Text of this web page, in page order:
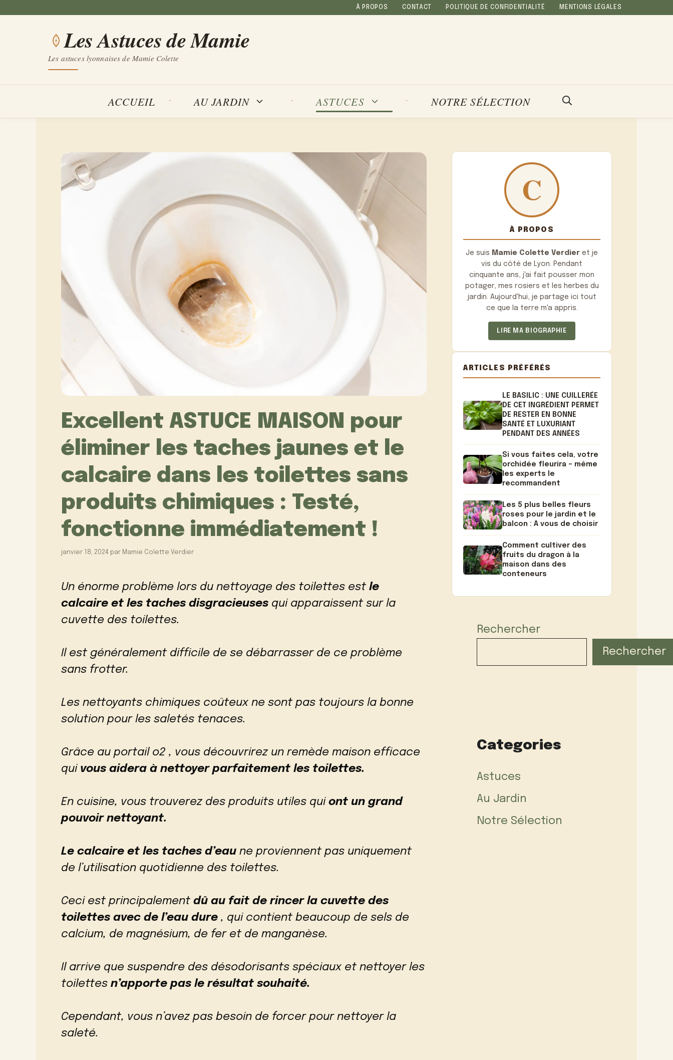
À PROPOS CONTACT POLITIQUE DE CONFIDENTIALITÉ MENTIONS LÉGALES
Les Astuces de Mamie
Les astuces lyonnaises de Mamie Colette
ACCUEIL AU JARDIN ASTUCES NOTRE SÉLECTION
Excellent ASTUCE MAISON pour
éliminer les taches jaunes et le
calcaire dans les toilettes sans
produits chimiques : Testé,
fonctionne immédiatement !
janvier 18, 2024 par Mamie Colette Verdier
Un énorme problème lors du nettoyage des toilettes est le
calcaire et les taches disgracieuses qui apparaissent sur la
cuvette des toilettes.
Il est généralement difficile de se débarrasser de ce problème
sans frotter.
Les nettoyants chimiques coûteux ne sont pas toujours la bonne
solution pour les saletés tenaces.
Grâce au portail o2 , vous découvrirez un remède maison efficace
qui vous aidera à nettoyer parfaitement les toilettes.
En cuisine, vous trouverez des produits utiles qui ont un grand
pouvoir nettoyant.
Le calcaire et les taches d’eau ne proviennent pas uniquement
de l’utilisation quotidienne des toilettes.
Ceci est principalement dû au fait de rincer la cuvette des
toilettes avec de l’eau dure , qui contient beaucoup de sels de
calcium, de magnésium, de fer et de manganèse.
Il arrive que suspendre des désodorisants spéciaux et nettoyer les
toilettes n’apporte pas le résultat souhaité.
Cependant, vous n’avez pas besoin de forcer pour nettoyer la
saleté.
À PROPOS
Je suis Mamie Colette Verdier et je
vis du côté de Lyon. Pendant
cinquante ans, j'ai fait pousser mon
potager, mes rosiers et les herbes du
jardin. Aujourd'hui, je partage ici tout
ce que la terre m'a appris.
LIRE MA BIOGRAPHIE
ARTICLES PRÉFÉRÉS
LE BASILIC : UNE CUILLERÉE
DE CET INGRÉDIENT PERMET
DE RESTER EN BONNE
SANTÉ ET LUXURIANT
PENDANT DES ANNÉES
Si vous faites cela, votre
orchidée fleurira – même
les experts le
recommandent
Les 5 plus belles fleurs
roses pour le jardin et le
balcon : A vous de choisir
Comment cultiver des
fruits du dragon à la
maison dans des
conteneurs
Rechercher
Rechercher
Categories
Astuces
Au Jardin
Notre Sélection